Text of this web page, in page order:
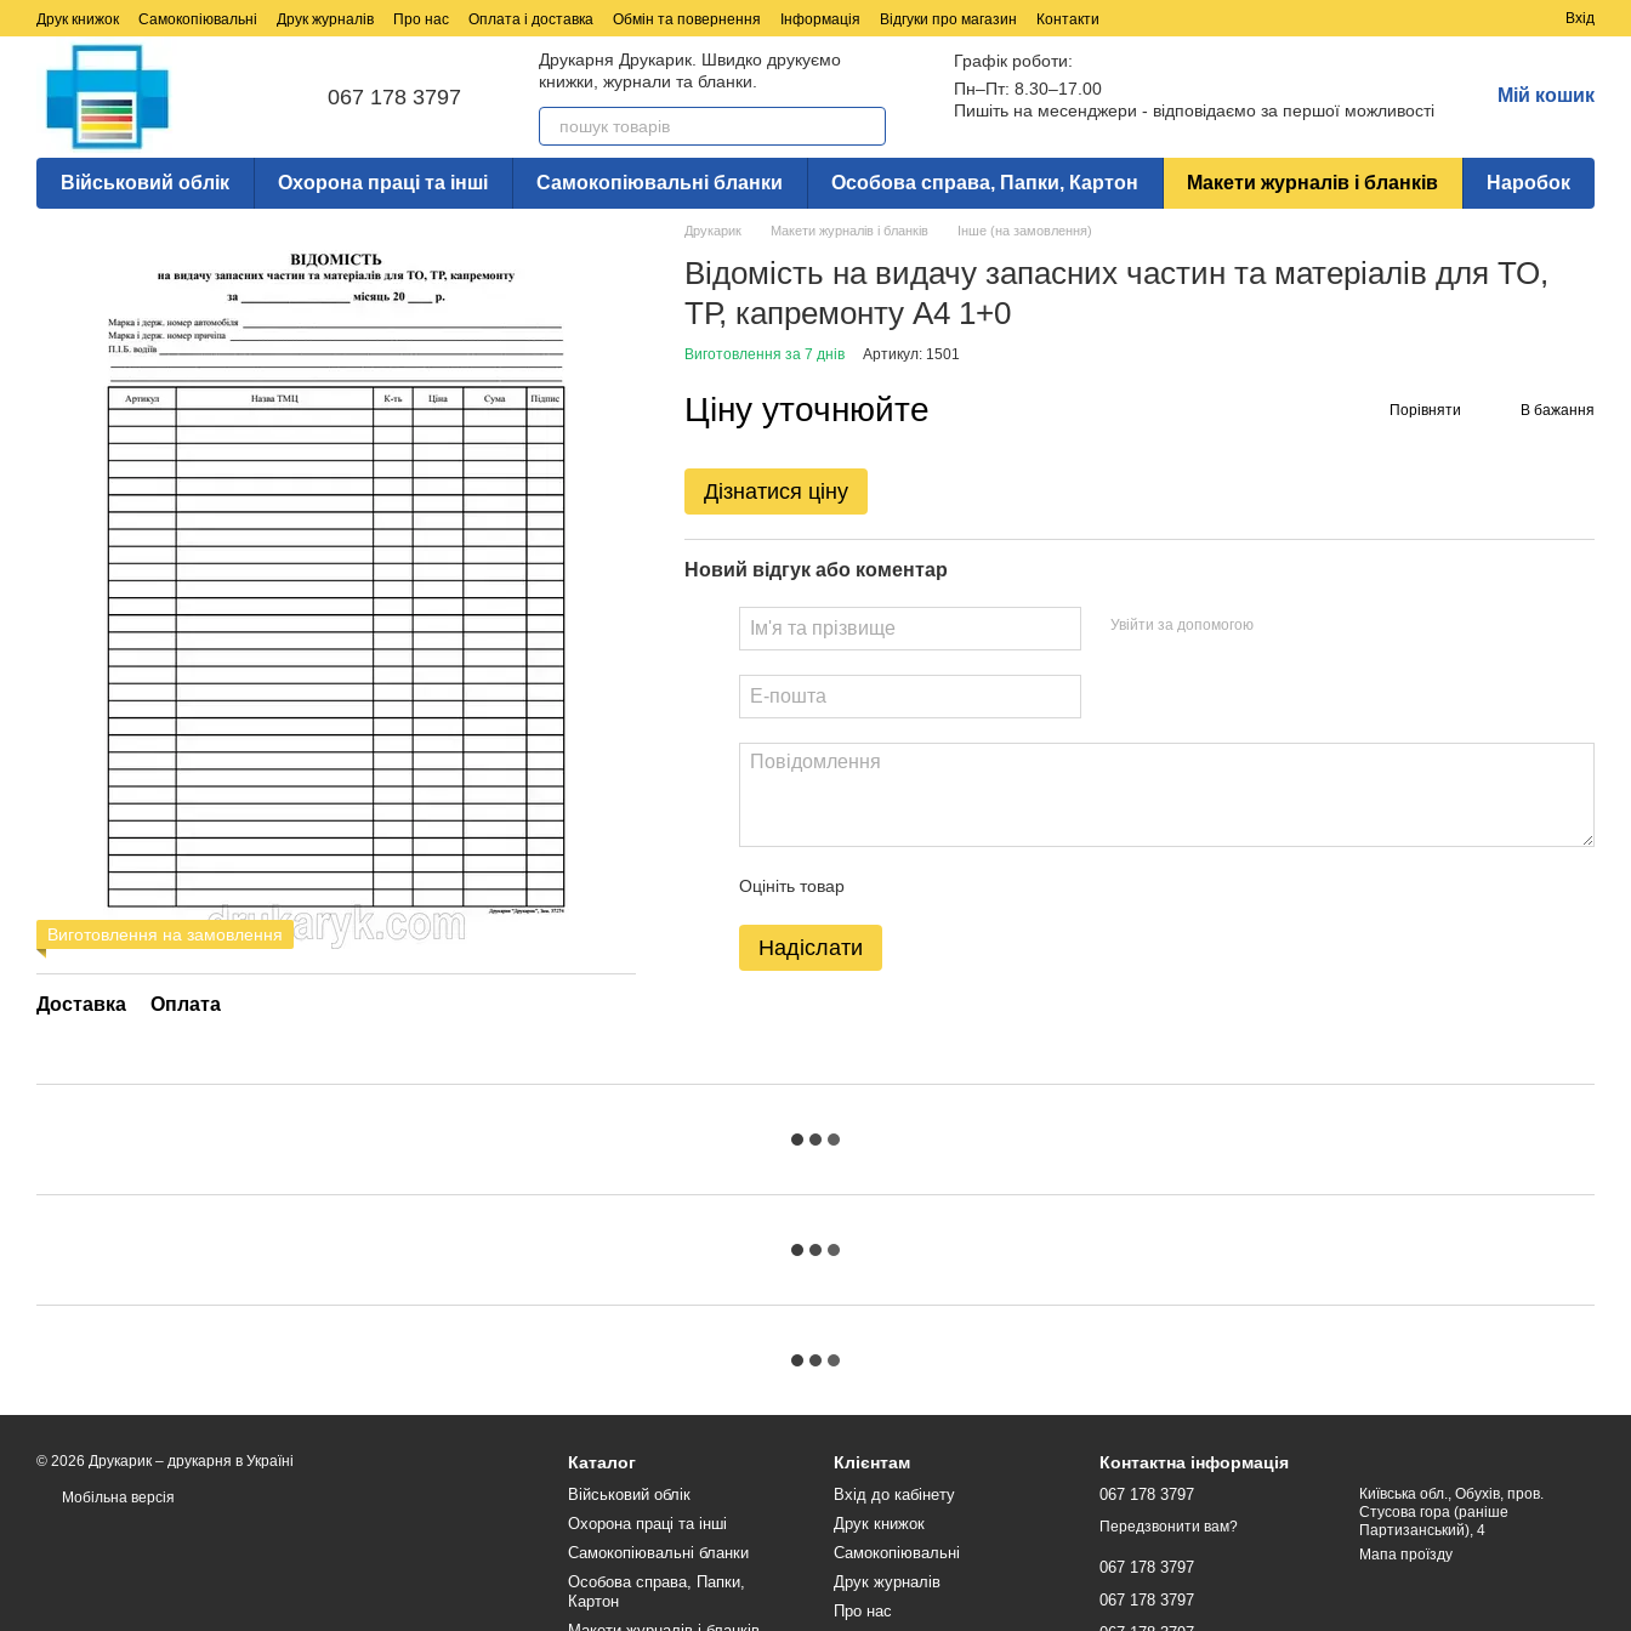
Перейти до основного контенту
Друк книжок Самокопіювальні Друк журналів Про нас Оплата і доставка Обмін та повернення Інформація Відгуки про магазин Контакти Вхід
067 178 3797
Друкарня Друкарик. Швидко друкуємо
книжки, журнали та бланки.
Графік роботи:
Пн–Пт: 8.30–17.00
Пишіть на месенджери - відповідаємо за першої можливості
Мій кошик
Військовий облік Охорона праці та інші Самокопіювальні бланки Особова справа, Папки, Картон Макети журналів і бланків Наробок
Виготовлення на замовлення
Доставка Оплата
Друкарик Макети журналів і бланків Інше (на замовлення)
Відомість на видачу запасних частин та матеріалів для ТО,
ТР, капремонту А4 1+0
Виготовлення за 7 днів Артикул: 1501
Ціну уточнюйте Порівняти В бажання
Дізнатися ціну
Новий відгук або коментар
Увійти за допомогою
Оцініть товар
Надіслати
© 2026 Друкарик – друкарня в Україні
Мобільна версія
Каталог
Військовий облік
Охорона праці та інші
Самокопіювальні бланки
Особова справа, Папки,
Картон
Клієнтам
Вхід до кабінету
Друк книжок
Самокопіювальні
Друк журналів
Про нас
Контактна інформація
067 178 3797
Передзвонити вам?
067 178 3797
067 178 3797
Київська обл., Обухів, пров.
Стусова гора (раніше
Партизанський), 4
Мапа проїзду